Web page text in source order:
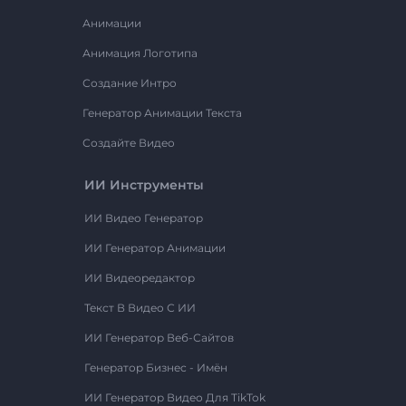
Анимации
Анимация Логотипа
Создание Интро
Генератор Анимации Текста
Создайте Видео
ИИ Инструменты
ИИ Видео Генератор
ИИ Генератор Анимации
ИИ Видеоредактор
Текст В Видео С ИИ
ИИ Генератор Веб-Сайтов
Генератор Бизнес - Имён
ИИ Генератор Видео Для TikTok